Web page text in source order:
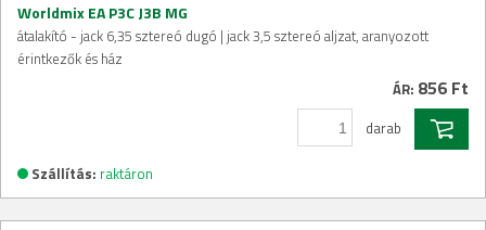
Worldmix EA P3C J3B MG
átalakító - jack 6,35 sztereó dugó | jack 3,5 sztereó aljzat, aranyozott
érintkezők és ház
ÁR: 856 Ft
darab
Szállítás: raktáron